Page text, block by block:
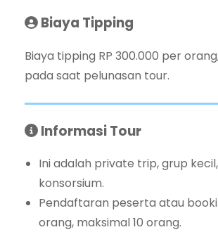
Biaya Tipping
Biaya tipping RP 300.000 per
pada saat pelunasan tour.
Informasi Tour
Ini adalah private trip, grup
konsorsium.
Pendaftaran peserta atau
orang, maksimal 10 orang.